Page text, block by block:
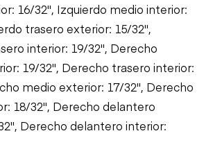
16/32", Izquierdo medio interior:
trasero exterior: 15/32",
interior: 19/32", Derecho
19/32", Derecho trasero interior:
medio exterior: 17/32", Derecho
18/32", Derecho delantero
Derecho delantero interior: